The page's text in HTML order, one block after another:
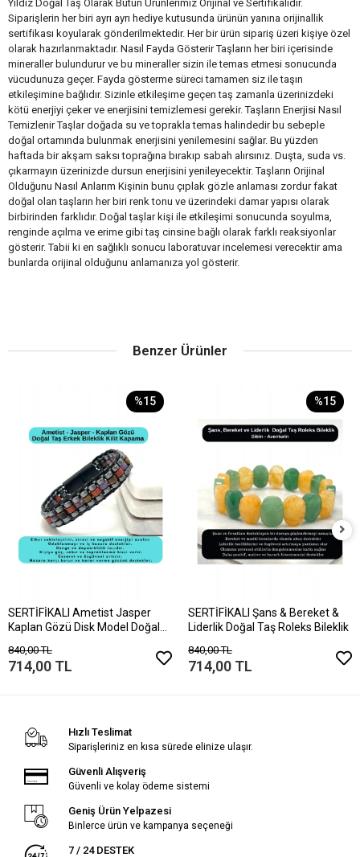
Yıldız Doğal Taş Olarak Bütün Ürünlerimiz Orijinal ve Sertifikalıdır.
Siparişlerin her biri ayrı ayrı hediye kutusunda ürünün yanına orijinallik
sertifikası koyularak gönderilmektedir. Her bir ürün sipariş üzeri kişiye özel
olarak hazırlanmaktadır. Nasıl Fayda Gösterir Taşların her biri içerisinde
mineraller bulundurur ve bu mineraller sizin ile temas etmesi sonucunda
vücudunuza geçer. Fayda gösterme süreci tamamen siz ile taşın
etkileşimine bağlıdır. Sizinle etkileşime geçen taş zamanla üzerinizdeki
kötü enerjiyi çeker ve enerjisini temizlemesi gerekir. Taşların Enerjisi Nasıl
Temizlenir Taşlar doğada su ve toprakla temas halindedir bu sebeple
doğal ortamında bulunmak enerjisini yenilemesini sağlar. Bu yüzden
haftada bir akşam saksı toprağına bırakıp sabah alırsınız. Duşta, suda vs.
çıkarmayın üzerinizde dursun enerjisini yenileyecektir. Taşların Orijinal
Olduğunu Nasıl Anlarım Kişinin bunu çıplak gözle anlaması zordur fakat
doğal olan taşların her biri renk tonu ve üzerindeki damar yapısı olarak
birbirinden farklıdır. Doğal taşlar kişi ile etkileşimi sonucunda soyulma,
renginde açılma ve erime gibi taş cinsine bağlı olarak farklı reaksiyonlar
gösterir. Tabii ki en sağlıklı sonucu laboratuvar incelemesi verecektir ama
bunlarda orijinal olduğunu anlamanıza yol gösterir.
Benzer Ürünler
%15
SERTİFİKALI Ametist Jasper
Kaplan Gözü Disk Model Doğal
840,00 TL
714,00 TL
%15
SERTİFİKALI Şans & Bereket &
Liderlik Doğal Taş Roleks Bileklik
840,00 TL
714,00 TL
Hızlı Teslimat
Siparişleriniz en kısa sürede elinize ulaşır.
Güvenli Alışveriş
Güvenli ve kolay ödeme sistemi
Geniş Ürün Yelpazesi
Binlerce ürün ve kampanya seçeneği
7 / 24 DESTEK